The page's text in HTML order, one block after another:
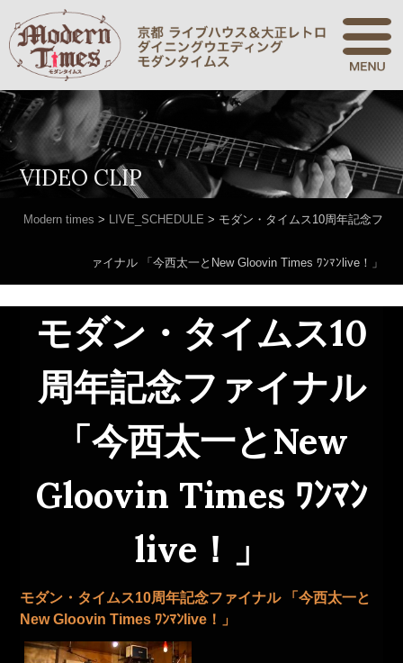
VIDEO CLIP
Modern times > LIVE_SCHEDULE > モダン・タイムス10周年記念フ
ァイナル 「今西太一とNew Gloovin Times ﾜﾝﾏﾝlive！」
モダン・タイムス10
周年記念ファイナル
「今西太一とNew
Gloovin Times ﾜﾝﾏﾝ
live！」
モダン・タイムス10周年記念ファイナル 「今西太一と
New Gloovin Times ﾜﾝﾏﾝlive！」